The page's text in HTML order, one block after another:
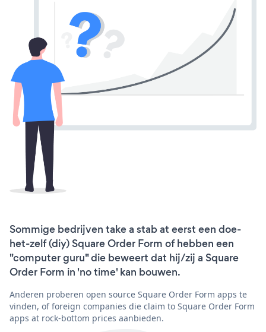
Sommige bedrijven take a stab at eerst een doe-
het-zelf (diy) Square Order Form of hebben een
"computer guru" die beweert dat hij/zij a Square
Order Form in 'no time' kan bouwen.
Anderen proberen open source Square Order Form apps te
vinden, of foreign companies die claim to Square Order Form
apps at rock-bottom prices aanbieden.